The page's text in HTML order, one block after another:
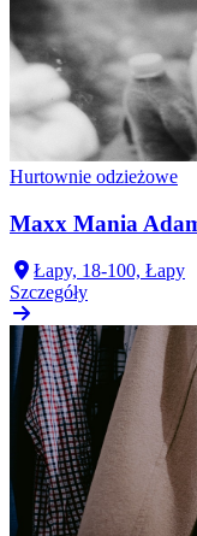
Hurtownie odzieżowe
Maxx Mania
Łapy, 18-100, Łapy
Szczegóły